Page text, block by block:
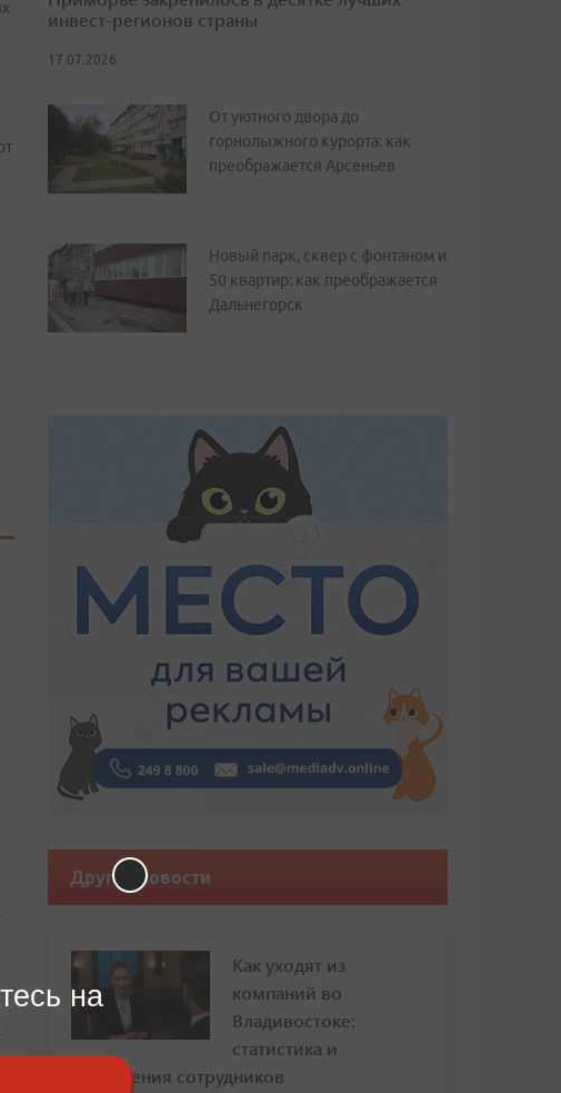
инвест-регионов страны
17.07.2026
От уютного двора до
горнолыжного курорта: как
преображается Арсеньев
Новый парк, сквер с фонтаном и
50 квартир: как преображается
Дальнегорск
Другие новости
Как уходят из
компаний во
Владивостоке:
статистика и
откровения сотрудников
на